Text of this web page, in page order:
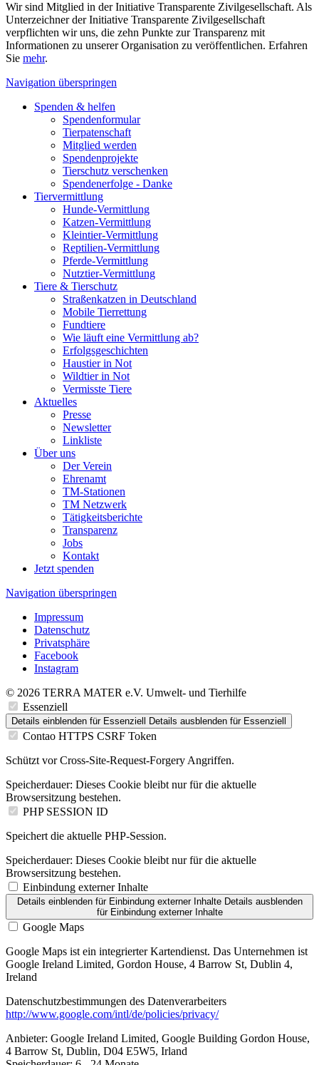
Wir sind Mitglied in der Initiative Transparente Zivilgesellschaft. Als
Unterzeichner der Initiative Transparente Zivilgesellschaft
verpflichten wir uns, die zehn Punkte zur Transparenz mit
Informationen zu unserer Organisation zu veröffentlichen. Erfahren
Sie mehr.
Navigation überspringen
Spenden & helfen
Spendenformular
Tierpatenschaft
Mitglied werden
Spendenprojekte
Tierschutz verschenken
Spendenerfolge - Danke
Tiervermittlung
Hunde-Vermittlung
Katzen-Vermittlung
Kleintier-Vermittlung
Reptilien-Vermittlung
Pferde-Vermittlung
Nutztier-Vermittlung
Tiere & Tierschutz
Straßenkatzen in Deutschland
Mobile Tierrettung
Fundtiere
Wie läuft eine Vermittlung ab?
Erfolgsgeschichten
Haustier in Not
Wildtier in Not
Vermisste Tiere
Aktuelles
Presse
Newsletter
Linkliste
Über uns
Der Verein
Ehrenamt
TM-Stationen
TM Netzwerk
Tätigkeitsberichte
Transparenz
Jobs
Kontakt
Jetzt spenden
Navigation überspringen
Impressum
Datenschutz
Privatsphäre
Facebook
Instagram
© 2026 TERRA MATER e.V. Umwelt- und Tierhilfe
Essenziell
Details einblenden für Essenziell Details ausblenden für Essenziell
Contao HTTPS CSRF Token
Schützt vor Cross-Site-Request-Forgery Angriffen.
Speicherdauer: Dieses Cookie bleibt nur für die aktuelle
Browsersitzung bestehen.
PHP SESSION ID
Speichert die aktuelle PHP-Session.
Speicherdauer: Dieses Cookie bleibt nur für die aktuelle
Browsersitzung bestehen.
Einbindung externer Inhalte
Details einblendenfür Einbindung externer Inhalte Details ausblenden
für Einbindung externer Inhalte
Google Maps
Google Maps ist ein integrierter Kartendienst. Das Unternehmen ist
Google Ireland Limited, Gordon House, 4 Barrow St, Dublin 4,
Ireland
Datenschutzbestimmungen des Datenverarbeiters
http://www.google.com/intl/de/policies/privacy/
Anbieter: Google Ireland Limited, Google Building Gordon House,
4 Barrow St, Dublin, D04 E5W5, Irland